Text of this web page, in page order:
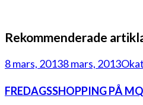
Rekommenderade
8 mars, 20138 mars, 2013
FREDAGSSHOPPING PÅ MQ